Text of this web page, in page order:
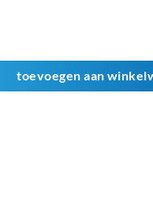
Stevig aantal
toevoegen aan